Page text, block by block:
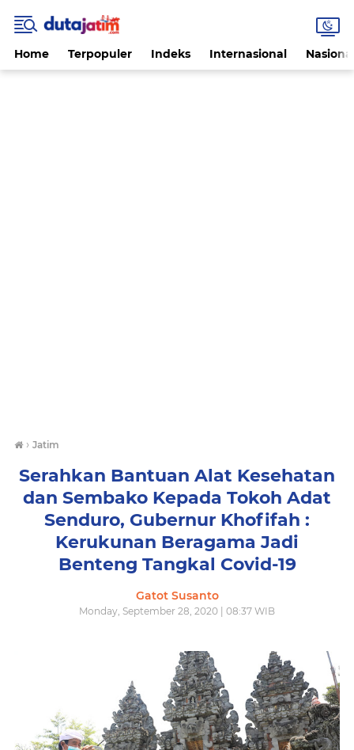
Home Terpopuler Indeks Internasional
› Jatim
Serahkan Bantuan Alat Kesehatan
dan Sembako Kepada Tokoh Adat
Senduro, Gubernur Khofifah :
Kerukunan Beragama Jadi
Benteng Tangkal Covid-19
Gatot Susanto
Monday, September 28, 2020 | 08:37 WIB